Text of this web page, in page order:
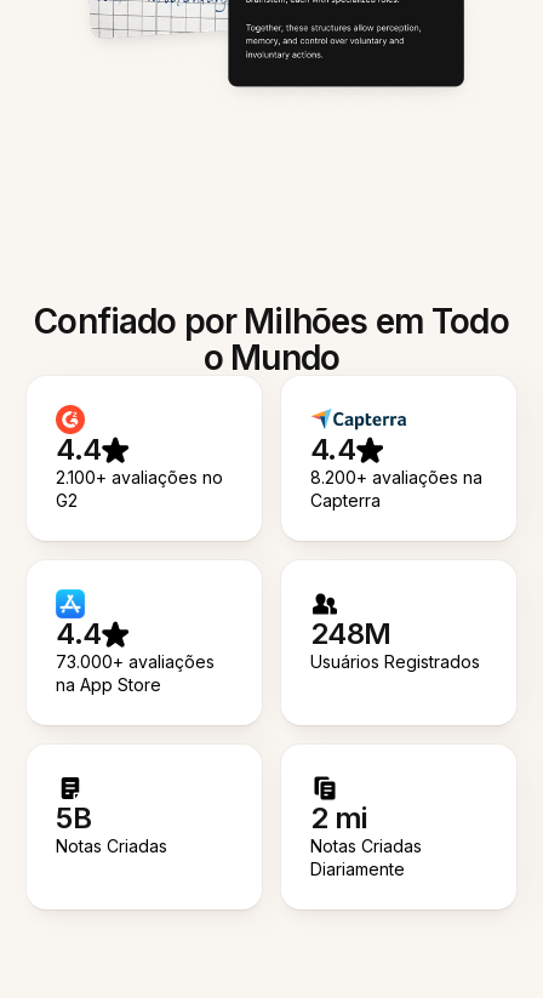
Confiado por Milhões em Todo
o Mundo
4.4
2.100+ avaliações no
G2
4.4
8.200+ avaliações na
Capterra
4.4
73.000+ avaliações
na App Store
248M
Usuários Registrados
5B
Notas Criadas
2 mi
Notas Criadas
Diariamente